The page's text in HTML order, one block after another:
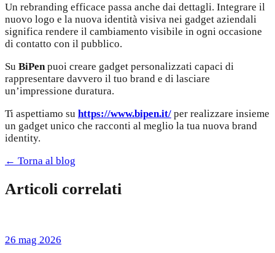
Un rebranding efficace passa anche dai dettagli. Integrare il
nuovo logo e la nuova identità visiva nei gadget aziendali
significa rendere il cambiamento visibile in ogni occasione
di contatto con il pubblico.
Su BiPen puoi creare gadget personalizzati capaci di
rappresentare davvero il tuo brand e di lasciare
un’impressione duratura.
Ti aspettiamo su https://www.bipen.it/ per realizzare insieme
un gadget unico che racconti al meglio la tua nuova brand
identity.
← Torna al blog
Articoli correlati
26 mag 2026